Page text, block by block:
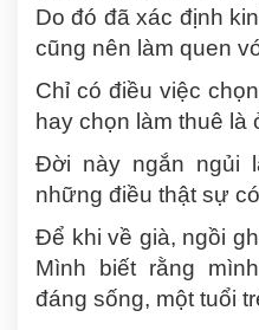
Do đó đã xác định
cũng nên làm quen
Chỉ có điều việc
hay chọn làm thuê là
Đời này ngắn ngủi
những điều thật sự
Để khi về già, ngồi
Mình biết rằng
đáng sống, một tuổi